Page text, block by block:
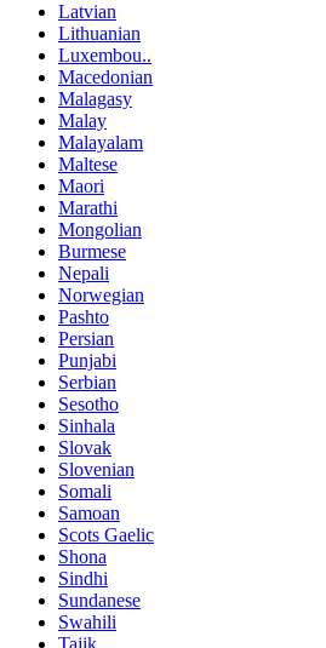
Latvian
Lithuanian
Luxembou..
Macedonian
Malagasy
Malay
Malayalam
Maltese
Maori
Marathi
Mongolian
Burmese
Nepali
Norwegian
Pashto
Persian
Punjabi
Serbian
Sesotho
Sinhala
Slovak
Slovenian
Somali
Samoan
Scots Gaelic
Shona
Sindhi
Sundanese
Swahili
Tajik